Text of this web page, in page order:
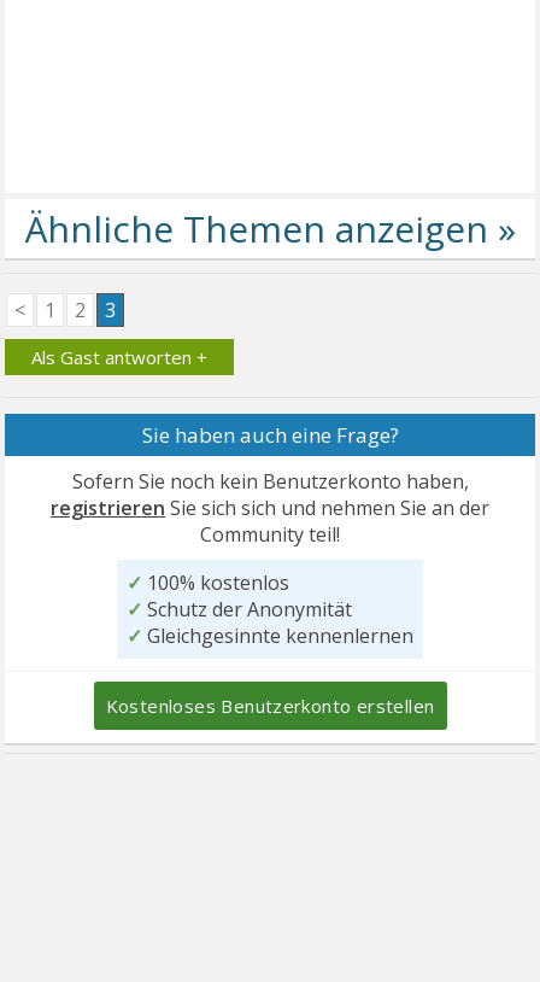
< 1 2 3
Als Gast antworten +
Sie haben auch eine Frage?
Sofern Sie noch kein Benutzerkonto haben,
registrieren Sie sich sich und nehmen Sie an der
Community teil!
✓ 100% kostenlos
✓ Schutz der Anonymität
✓ Gleichgesinnte kennenlernen
Kostenloses Benutzerkonto erstellen